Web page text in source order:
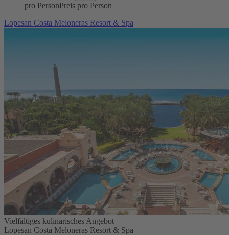
pro PersonPreis pro Person
Lopesan Costa Meloneras Resort & Spa
Vielfältiges kulinarisches Angebot
Lopesan Costa Meloneras Resort & Spa